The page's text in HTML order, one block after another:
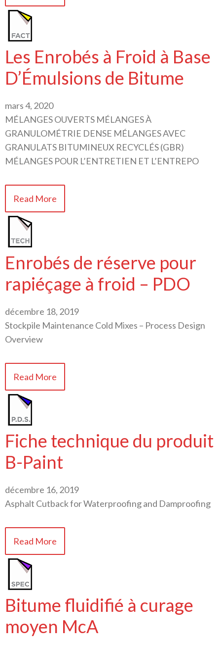
Les Enrobés à Froid à Base
D’Émulsions de Bitume
mars 4, 2020
MÉLANGES OUVERTS MÉLANGES À
GRANULOMÉTRIE DENSE MÉLANGES AVEC
GRANULATS BITUMINEUX RECYCLÉS (GBR)
MÉLANGES POUR L’ENTRETIEN ET L’ENTREPO
Read More
Enrobés de réserve pour
rapiéçage à froid – PDO
décembre 18, 2019
Stockpile Maintenance Cold Mixes – Process Design
Overview
Read More
Fiche technique du produit
B-Paint
décembre 16, 2019
Asphalt Cutback for Waterproofing and Damproofing
Read More
Bitume fluidifié à curage
moyen McA